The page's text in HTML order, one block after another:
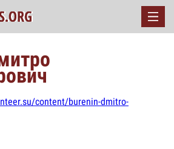
content/burenin-dmitro-